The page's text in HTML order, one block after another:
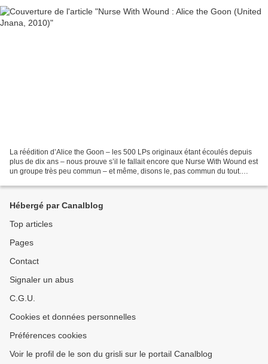
La réédition d’Alice the Goon – les 500 LPs originaux étant écoulés depuis
plus de dix ans – nous prouve s’il le fallait encore que Nurse With Wound est
un groupe très peu commun – et même, disons le, pas commun du tout.
Hébergé par Canalblog
Top articles
Pages
Contact
Signaler un abus
C.G.U.
Cookies et données personnelles
Préférences cookies
Voir le profil de le son du grisli sur le portail Canalblog